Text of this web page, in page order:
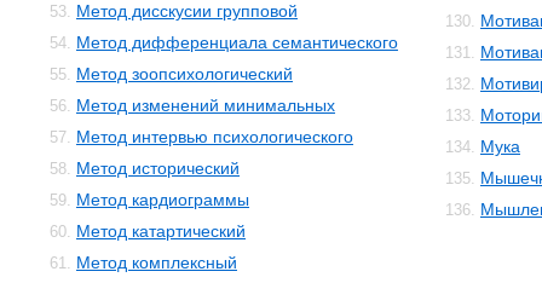
53. Метод дисскусии групповой
54. Метод дифференциала семантического
55. Метод зоопсихологический
56. Метод изменений минимальных
57. Метод интервью психологического
58. Метод исторический
59. Метод кардиограммы
60. Метод катартический
61. Метод комплексный
130.
131.
132.
133.
134. Мука
135.
136.